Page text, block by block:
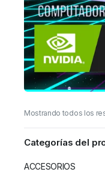
Mostrando todos los
Categorías del
ACCESORIOS